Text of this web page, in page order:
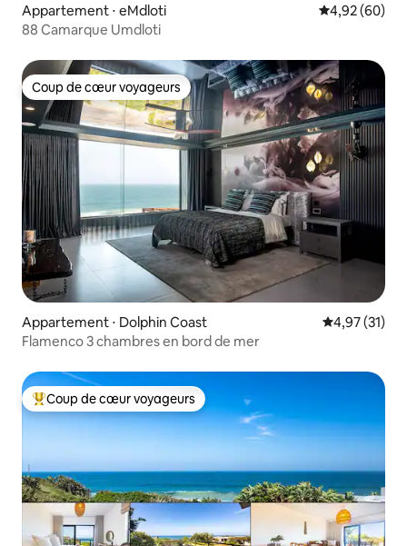
Appartement ⋅ eMdloti Évaluation
4,92 (60)
88 Camarque Umdloti
Coup de cœur voyageurs
Coup de cœur voyageurs
Appartement ⋅ Dolphin Coast Évaluation
4,97 (31)
Flamenco 3 chambres en bord de mer
Coups de cœur voyageurs les plus appréciés
Coup de cœur voyageurs